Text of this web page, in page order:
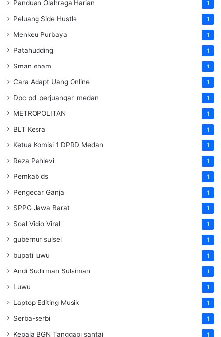
Panduan Olahraga Harian 1
Peluang Side Hustle 1
Menkeu Purbaya 1
Patahudding 1
Sman enam 1
Cara Adapt Uang Online 1
Dpc pdi perjuangan medan 1
METROPOLITAN 1
BLT Kesra 1
Ketua Komisi 1 DPRD Medan 1
Reza Pahlevi 1
Pemkab ds 1
Pengedar Ganja 1
SPPG Jawa Barat 1
Soal Vidio Viral 1
gubernur sulsel 1
bupati luwu 1
Andi Sudirman Sulaiman 1
Luwu 1
Laptop Editing Musik 1
Serba-serbi 1
Kepala BGN Tanggapi santai 1